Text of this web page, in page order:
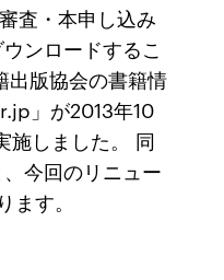
査・本申し込み
ンロードするこ
出版協会の書籍情
」が2013年10
施しました。 同
今回のリニュー
す。